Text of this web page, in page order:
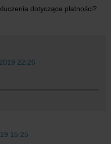
dotyczące płatności?
22:26
15:25